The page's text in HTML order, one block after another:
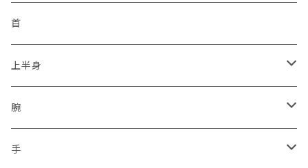
サイドジップ
コンバットソールパターン
タクティカルソールパターン
ラジオホルスター
シークレットサービス
セキュリティポリス
身分証ケース
本革
タテ型
腕章
差込プレート
刺繍
ソックス
車両
格言
災害復興ブランド「KOKONI KITE」
チャリTシャツ
2016.04.14九州「熊本地震」
通信ネットワーク
帽子
首
上半身
ベスト
上着
腕
保護
手